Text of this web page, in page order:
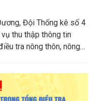
Đội Thống kê số 4
thu thập thông tin
tra nông thôn, nông